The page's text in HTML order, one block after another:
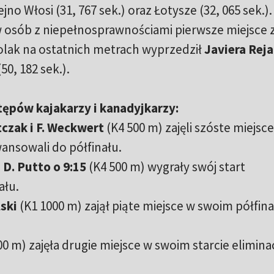
Włosi (31, 767 sek.) oraz Łotysze (32, 065 sek.).
z niepełnosprawnościami pierwsze miejsce
na ostatnich metrach wyprzedziłJaviera Reja
182 sek.).
kajakarzy i kanadyjkarzy:
i F. Weckwert (K4 500 m) zajęli szóste
do półfinału.
D. Putto o 9:15 (K4 500 m) wygrały swój start
(K1 1000 m) zajął piąte miejsce w swoim
m) zajęła drugie miejsce w swoim starcie